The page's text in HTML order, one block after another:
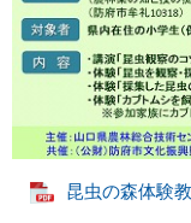
昆虫の森体験